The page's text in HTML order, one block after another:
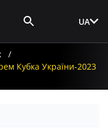
UA
Кубка України-2023